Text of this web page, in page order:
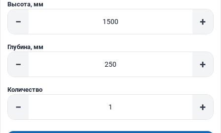
Высота, мм
− +
Глубина, мм
− +
Количество
− +